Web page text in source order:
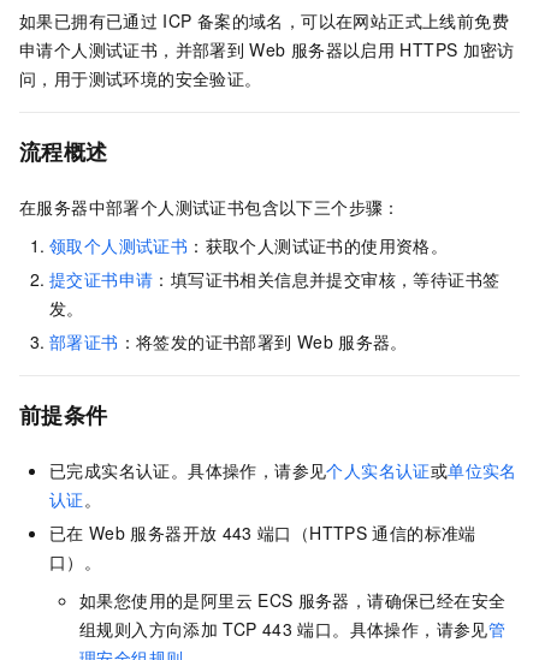
如果已拥有已通过 ICP 备案的域名，可以在网站正式上线前免费
申请个人测试证书，并部署到 Web 服务器以启用 HTTPS 加密访
问，用于测试环境的安全验证。
流程概述
在服务器中部署个人测试证书包含以下三个步骤：
领取个人测试证书 ：获取个人测试证书的使用资格。
提交证书申请 ：填写证书相关信息并提交审核，等待证书签
发。
部署证书 ：将签发的证书部署到 Web 服务器。
前提条件
已完成实名认证。具体操作，请参见个人实名认证或单位实名
认证。
已在 Web 服务器开放 443 端口（HTTPS 通信的标准端
口）。
如果您使用的是阿里云 ECS 服务器，请确保已经在安全
组规则入方向添加 TCP 443 端口。具体操作，请参见管